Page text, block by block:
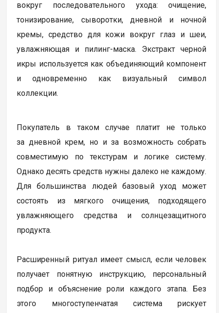
вокруг последовательного ухода: очищение,
тонизирование, сыворотки, дневной и ночной
кремы, средство для кожи вокруг глаз и шеи,
увлажняющая и пилинг-маска. Экстракт черной
икры используется как объединяющий компонент
и одновременно как визуальный символ
коллекции.
Покупатель в таком случае платит не только
за дневной крем, но и за возможность собрать
совместимую по текстурам и логике систему.
Однако десять средств нужны далеко не каждому.
Для большинства людей базовый уход может
состоять из мягкого очищения, подходящего
увлажняющего средства и солнцезащитного
продукта.
Расширенный ритуал имеет смысл, если человек
получает понятную инструкцию, персональный
подбор и объяснение роли каждого этапа. Без
этого многоступенчатая система рискует